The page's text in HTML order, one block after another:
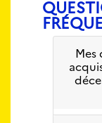
Mes